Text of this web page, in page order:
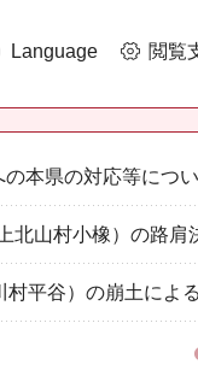
Language 閲覧
本県の対応等につ
北山村小橡）の路
村平谷）の崩土によ